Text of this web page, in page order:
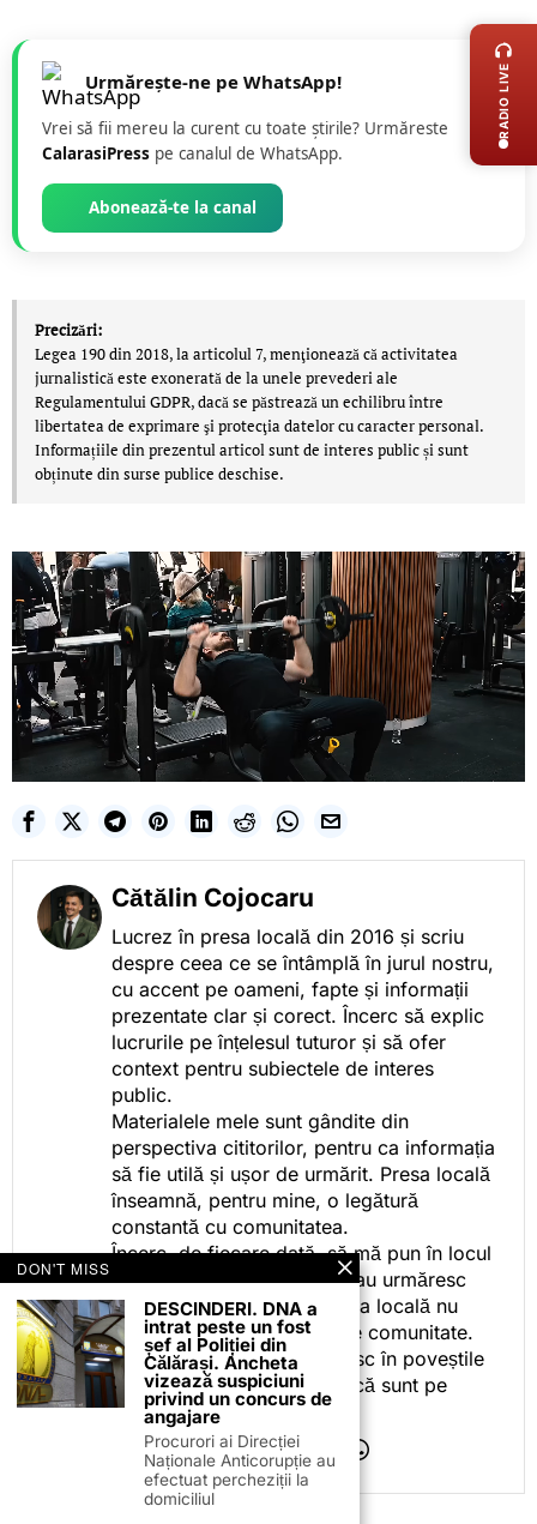
Urmărește-ne pe WhatsApp!
Vrei să fii mereu la curent cu toate știrile? Urmăreste
CalarasiPress pe canalul de WhatsApp.
Abonează-te la canal
Precizări:
Legea 190 din 2018, la articolul 7, menţionează că activitatea
jurnalistică este exonerată de la unele prevederi ale
Regulamentului GDPR, dacă se păstrează un echilibru între
libertatea de exprimare şi protecţia datelor cu caracter personal.
Informațiile din prezentul articol sunt de interes public și sunt
obținute din surse publice deschise.
Cătălin Cojocaru
Lucrez în presa locală din 2016 și scriu
despre ceea ce se întâmplă în jurul nostru,
cu accent pe oameni, fapte și informații
prezentate clar și corect. Încerc să explic
lucrurile pe înțelesul tuturor și să ofer
context pentru subiectele de interes
public.
Materialele mele sunt gândite din
perspectiva cititorilor, pentru ca informația
să fie utilă și ușor de urmărit. Presa locală
înseamnă, pentru mine, o legătură
constantă cu comunitatea.
Încerc, de fiecare dată, să mă pun în locul
celor care citesc, privesc sau urmăresc
ceea ce fac. Pentru că presa locală nu
este despre mine, ci despre comunitate.
Iar dacă oamenii se regăsesc în poveștile
pe care le spun, înseamnă că sunt pe
drumul bun.
RADIO LIVE
DON'T MISS
DESCINDERI. DNA a
intrat peste un fost
șef al Poliției din
Călărași. Ancheta
vizează suspiciuni
privind un concurs de
angajare
Procurori ai Direcției
Naționale Anticorupție au
efectuat percheziții la
domiciliul